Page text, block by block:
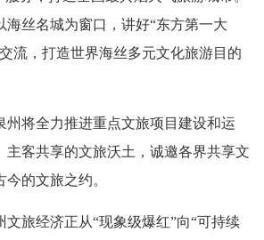
海丝名城为窗口，讲好“东方第一大
流，打造世界海丝多元文化旅游目的
将全力推进重点文旅项目建设和运
主客共享的文旅沃土，诚邀各界共享文
的文旅之约。
旅经济正从“现象级爆红”向“可持续